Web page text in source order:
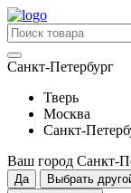
Санкт-Петербург
Тверь
Москва
Санкт-
Ваш город Санкт-
Да
Выбрать